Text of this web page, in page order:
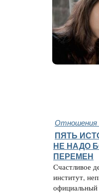
ПЯТЬ
НЕ НАДО
ПЕРЕМЕН
Счастливое
институт,
официальный